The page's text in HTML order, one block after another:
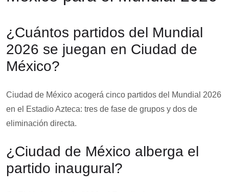
¿Cuántos partidos del Mundial
2026 se juegan en Ciudad de
México?
Ciudad de México acogerá cinco partidos del Mundial 2026
en el Estadio Azteca: tres de fase de grupos y dos de
eliminación directa.
¿Ciudad de México alberga el
partido inaugural?